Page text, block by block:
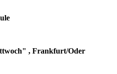
, Frankfurt/Oder